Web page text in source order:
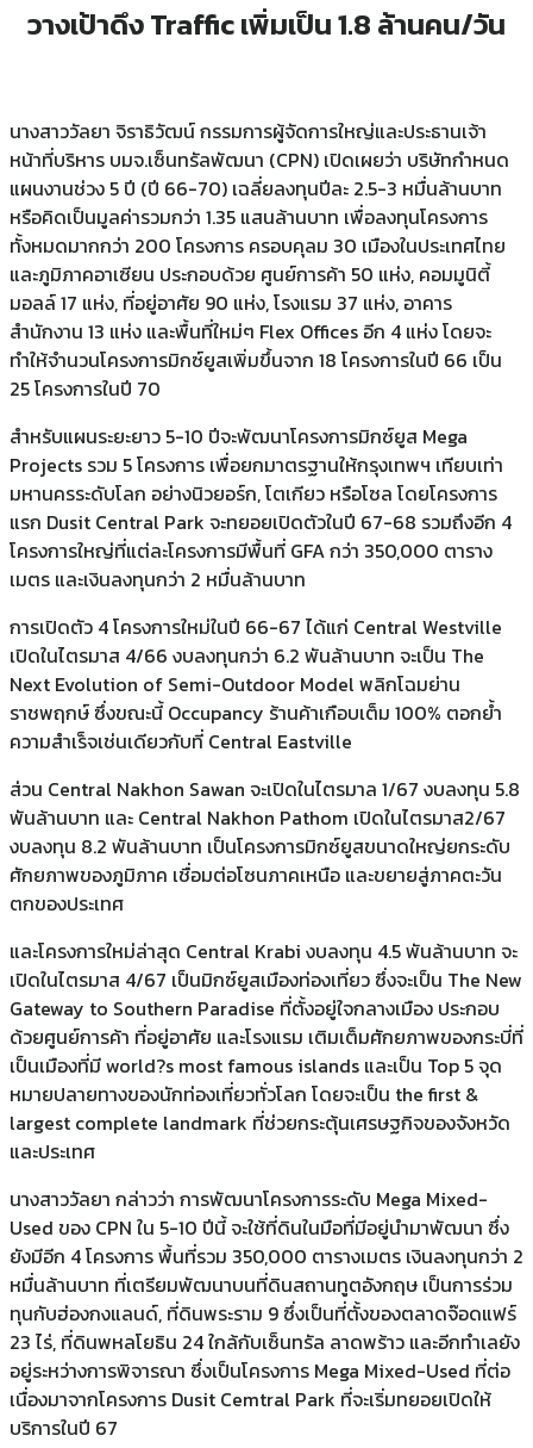
วางเป้าดึง Traffic เพิ่มเป็น 1.8 ล้านคน/วัน
นางสาววัลยา จิราธิวัฒน์ กรรมการผู้จัดการใหญ่และประธานเจ้า
หน้าที่บริหาร บมจ.เซ็นทรัลพัฒนา (CPN) เปิดเผยว่า บริษัทกำหนด
แผนงานช่วง 5 ปี (ปี 66-70) เฉลี่ยลงทุนปีละ 2.5-3 หมื่นล้านบาท
หรือคิดเป็นมูลค่ารวมกว่า 1.35 แสนล้านบาท เพื่อลงทุนโครงการ
ทั้งหมดมากกว่า 200 โครงการ ครอบคุลม 30 เมืองในประเทศไทย
และภูมิภาคอาเซียน ประกอบด้วย ศูนย์การค้า 50 แห่ง, คอมมูนิตี้
มอลล์ 17 แห่ง, ที่อยู่อาศัย 90 แห่ง, โรงแรม 37 แห่ง, อาคาร
สำนักงาน 13 แห่ง และพื้นที่ใหม่ๆ Flex Offices อีก 4 แห่ง โดยจะ
ทำให้จำนวนโครงการมิกซ์ยูสเพิ่มขึ้นจาก 18 โครงการในปี 66 เป็น
25 โครงการในปี 70
สำหรับแผนระยะยาว 5-10 ปีจะพัฒนาโครงการมิกซ์ยูส Mega
Projects รวม 5 โครงการ เพื่อยกมาตรฐานให้กรุงเทพฯ เทียบเท่า
มหานครระดับโลก อย่างนิวยอร์ก, โตเกียว หรือโซล โดยโครงการ
แรก Dusit Central Park จะทยอยเปิดตัวในปี 67-68 รวมถึงอีก 4
โครงการใหญ่ที่แต่ละโครงการมีพื้นที่ GFA กว่า 350,000 ตาราง
เมตร และเงินลงทุนกว่า 2 หมื่นล้านบาท
การเปิดตัว 4 โครงการใหม่ในปี 66-67 ได้แก่ Central Westville
เปิดในไตรมาส 4/66 งบลงทุนกว่า 6.2 พันล้านบาท จะเป็น The
Next Evolution of Semi-Outdoor Model พลิกโฉมย่าน
ราชพฤกษ์ ซึ่งขณะนี้ Occupancy ร้านค้าเกือบเต็ม 100% ตอกย้ำ
ความสำเร็จเช่นเดียวกับที่ Central Eastville
ส่วน Central Nakhon Sawan จะเปิดในไตรมาล 1/67 งบลงทุน 5.8
พันล้านบาท และ Central Nakhon Pathom เปิดในไตรมาส2/67
งบลงทุน 8.2 พันล้านบาท เป็นโครงการมิกซ์ยูสขนาดใหญ่ยกระดับ
ศักยภาพของภูมิภาค เชื่อมต่อโซนภาคเหนือ และขยายสู่ภาคตะวัน
ตกของประเทศ
และโครงการใหม่ล่าสุด Central Krabi งบลงทุน 4.5 พันล้านบาท จะ
เปิดในไตรมาส 4/67 เป็นมิกซ์ยูสเมืองท่องเที่ยว ซึ่งจะเป็น The New
Gateway to Southern Paradise ที่ตั้งอยู่ใจกลางเมือง ประกอบ
ด้วยศูนย์การค้า ที่อยู่อาศัย และโรงแรม เติมเต็มศักยภาพของกระบี่ที่
เป็นเมืองที่มี world?s most famous islands และเป็น Top 5 จุด
หมายปลายทางของนักท่องเที่ยวทั่วโลก โดยจะเป็น the first &
largest complete landmark ที่ช่วยกระตุ้นเศรษฐกิจของจังหวัด
และประเทศ
นางสาววัลยา กล่าวว่า การพัฒนาโครงการระดับ Mega Mixed-
Used ของ CPN ใน 5-10 ปีนี้ จะใช้ที่ดินในมือที่มีอยู่นำมาพัฒนา ซึ่ง
ยังมีอีก 4 โครงการ พื้นที่รวม 350,000 ตารางเมตร เงินลงทุนกว่า 2
หมื่นล้านบาท ที่เตรียมพัฒนาบนที่ดินสถานทูตอังกฤษ เป็นการร่วม
ทุนกับฮ่องกงแลนด์, ที่ดินพระราม 9 ซึ่งเป็นที่ตั้งของตลาดจ๊อดแฟร์
23 ไร่, ที่ดินพหลโยธิน 24 ใกล้กับเซ็นทรัล ลาดพร้าว และอีกทำเลยัง
อยู่ระหว่างการพิจารณา ซึ่งเป็นโครงการ Mega Mixed-Used ที่ต่อ
เนื่องมาจากโครงการ Dusit Cemtral Park ที่จะเริ่มทยอยเปิดให้
บริการในปี 67